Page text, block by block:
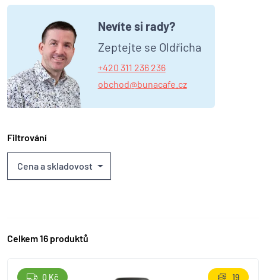
Nevíte si rady?
Zeptejte se Oldřicha
+420 311 236 236
obchod@bunacafe.cz
Filtrování
Cena a skladovost
Celkem 16 produktů
0 Kč 19